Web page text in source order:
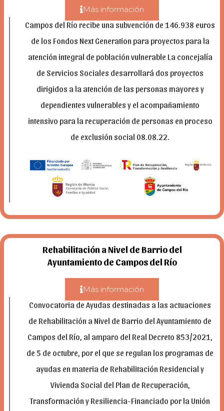
Más información
Campos del Río recibe una subvención de 146.938 euros
de los Fondos Next Generation para proyectos para la
atención integral de población vulnerable La concejalía
de Servicios Sociales desarrollará dos proyectos
dirigidos a la atención de las personas mayores y
dependientes vulnerables y el acompañamiento
intensivo para la recuperación de personas en proceso
de exclusión social 08.08.22.
Rehabilitación a Nivel de Barrio del
Ayuntamiento de Campos del Río
Más información
Convocatoria de Ayudas destinadas a las actuaciones
de Rehabilitación a Nivel de Barrio del Ayuntamiento de
Campos del Río, al amparo del Real Decreto 853/2021,
de 5 de octubre, por el que se regulan los programas de
ayudas en materia de Rehabilitación Residencial y
Vivienda Social del Plan de Recuperación,
Transformación y Resiliencia-Financiado por la Unión